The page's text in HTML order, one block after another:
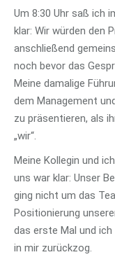
Um 8:30 Uhr saß ich
klar: Wir würden den
anschließend
noch bevor das
Meine damalige
dem Management
zu präsentieren, als
„wir“.
Meine Kollegin und
uns war klar: Unser
ging nicht um das
Positionierung
das erste Mal und
in mir zurückzog.